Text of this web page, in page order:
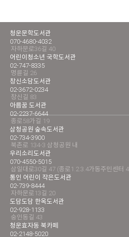
청운문학도서관
070-4680-4032
자하문로36길 40
어린이청소년 국학도서관
02-747-8335
명륜길 26
창신소담도서관
02-3672-0234
창신길 83
아름꿈 도서관
02-2237-6644
종로58가길 19
삼청공원 숲속도서관
02-734-3900
북촌로 134-3 삼청공원 내
우리소리도서관
070-4550-5015
삼일대로30길 47 (종로1.2.3.4가동주민센터
통인 어린이 작은도서관
02-739-8444
자하문로13길 20
도담도담 한옥도서관
02-928-1133
숭인동길 43
청운효자동 북카페
02-2148-5020